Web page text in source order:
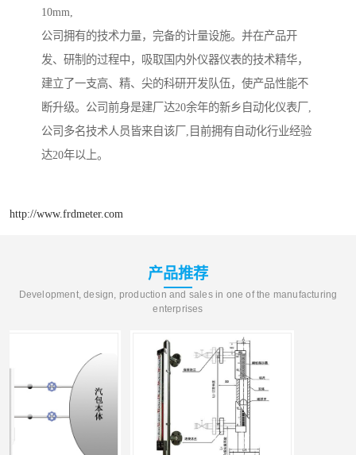
10mm,
公司拥有的技术力量，完备的计量设施。并在产品开
发、研制的过程中，吸取国内外仪器仪表的技术精华，
建立了一支高、精、尖的科研开发队伍，使产品性能不
断升级。公司前身是建厂达20余年的新乡自动化仪表厂,
公司多名技术人员皆来自该厂,目前拥有自动化行业经验
达20年以上。
http://www.frdmeter.com
产品推荐
Development, design, production and sales in one of the manufacturing
enterprises